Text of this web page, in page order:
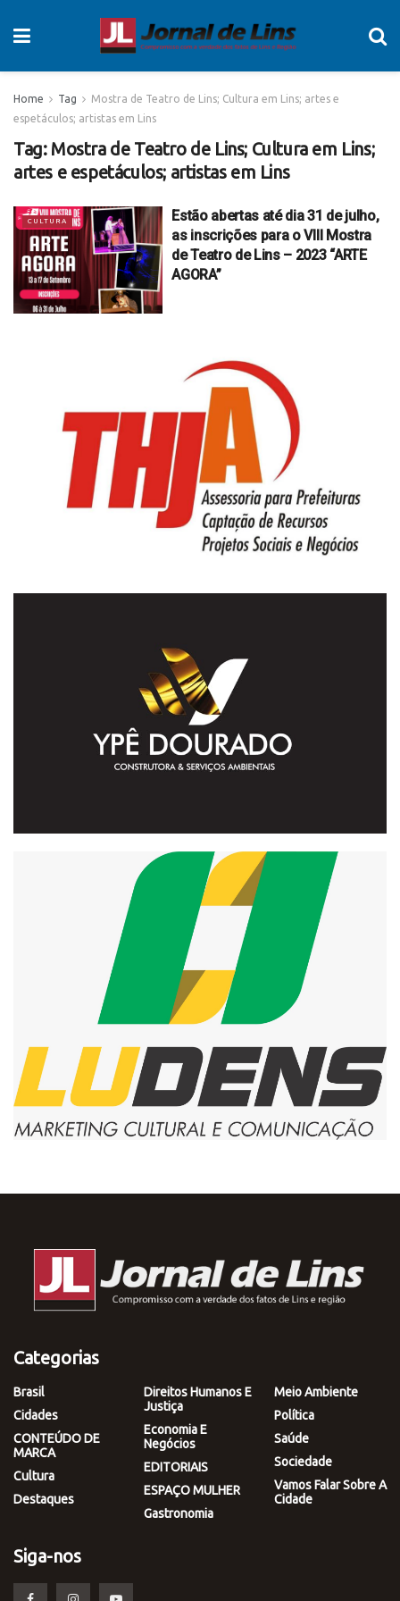
Home Tag
Mostra de Teatro de Lins; Cultura em Lins; artes e
espetáculos; artistas em Lins
Tag: Mostra de Teatro de Lins; Cultura em Lins;
artes e espetáculos; artistas em Lins
CULTURA
Estão abertas até dia 31 de julho,
as inscrições para o VIII Mostra
de Teatro de Lins – 2023 “ARTE
AGORA”
Categorias
Brasil
Cidades
CONTEÚDO DE
MARCA
Cultura
Destaques
Direitos Humanos E
Justiça
Economia E
Negócios
EDITORIAIS
ESPAÇO MULHER
Gastronomia
Meio Ambiente
Política
Saúde
Sociedade
Vamos Falar Sobre A
Cidade
Siga-nos